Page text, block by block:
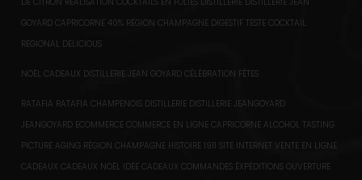
GOYARD CAPRICORNE 40% RÉGION CHAMPAGNE DIGESTIF TESTE COCKTAIL
REGIONAL DELICIOUS
NOËL CADEAUX DISTILLERIE JEAN GOYARD CÉLÉBRATION FÊTES
RATAFIA RATAFIA CHAMPENOIS DISTILLERIE DISTILLERIE JEANGOYARD
JEANGOYARD ECOMMERCE COMMERCE EN LIGNE CAPRICORNE ALCOHOL TASTING
PICTURE AGING RÉGION CHAMPAGNE HISTOIRE 1911 SITE INTERNET VENTE EN LIGNE
CADEAUX CADEAUX NOËL IDÉE CADEAUX COMMANDES ÉXPÉDITIONS OUVERTURE